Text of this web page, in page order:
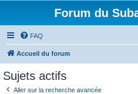
Forum du
FAQ
Accueil du forum
Sujets actifs
Aller sur la recherche avancée